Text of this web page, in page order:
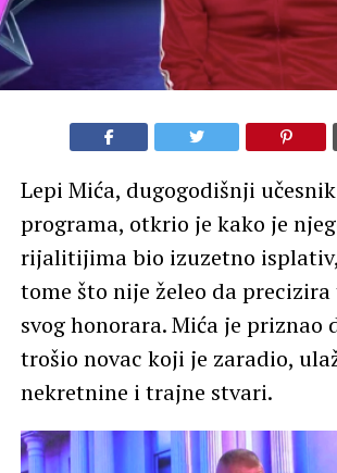
Lepi Mića, dugogodišnji
programa, otkrio je kako je
rijalitijima bio izuzetno
tome što nije želeo da precizira
svog honorara. Mića je priznao
trošio novac koji je zaradio,
nekretnine i trajne stvari.